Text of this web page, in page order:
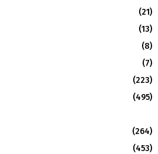
R(21)
(13)
(8)
(7)
(223)
(495)
(264)
(453)